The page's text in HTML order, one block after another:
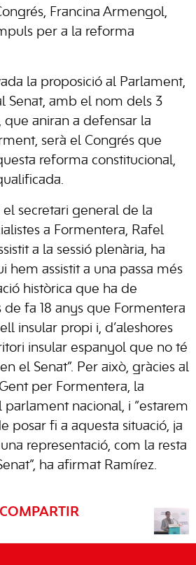
Francina Armengol,
per a la reforma
la proposició al Parlament,
Senat, amb el nom dels 3
que aniran a defensar la
serà el Congrés que
reforma constitucional,
el secretari general de la
a Formentera, Rafel
a la sessió plenària, ha
hem assistit a una passa més
històrica que ha de
de fa 18 anys que Formentera
insular propi i, d’aleshores
insular espanyol que no té
el Senat”. Per això, gràcies al
per Formentera, la
parlament nacional, i “estarem
posar fi a aquesta situació, ja
representació, com la resta
ha afirmat Ramírez.
COMPARTIR